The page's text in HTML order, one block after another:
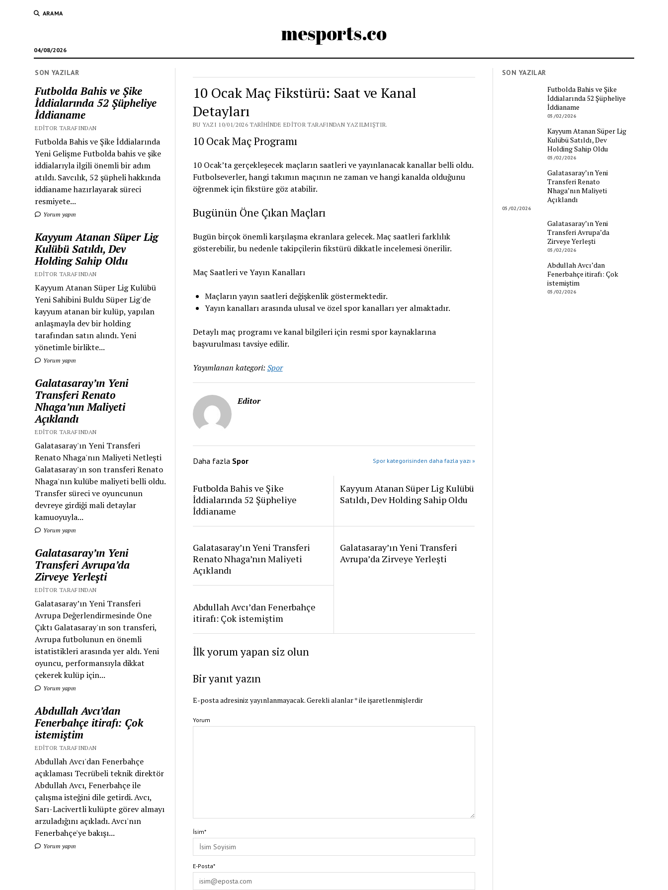
ARAMA
mesports.co
04/08/2026
SON YAZILAR
Futbolda Bahis ve Şike
İddialarında 52 Şüpheliye
İddianame
EDITOR TARAFINDAN
Futbolda Bahis ve Şike İddialarında
Yeni Gelişme Futbolda bahis ve şike
iddialarıyla ilgili önemli bir adım
atıldı. Savcılık, 52 şüpheli hakkında
iddianame hazırlayarak süreci
resmiyete...
Yorum yapın
Kayyum Atanan Süper Lig
Kulübü Satıldı, Dev
Holding Sahip Oldu
EDITOR TARAFINDAN
Kayyum Atanan Süper Lig Kulübü
Yeni Sahibini Buldu Süper Lig'de
kayyum atanan bir kulüp, yapılan
anlaşmayla dev bir holding
tarafından satın alındı. Yeni
yönetimle birlikte...
Yorum yapın
Galatasaray’ın Yeni
Transferi Renato
Nhaga’nın Maliyeti
Açıklandı
EDITOR TARAFINDAN
Galatasaray'ın Yeni Transferi
Renato Nhaga'nın Maliyeti Netleşti
Galatasaray'ın son transferi Renato
Nhaga'nın kulübe maliyeti belli oldu.
Transfer süreci ve oyuncunun
devreye girdiği mali detaylar
kamuoyuyla...
Yorum yapın
Galatasaray’ın Yeni
Transferi Avrupa’da
Zirveye Yerleşti
EDITOR TARAFINDAN
Galatasaray’ın Yeni Transferi
Avrupa Değerlendirmesinde Öne
Çıktı Galatasaray'ın son transferi,
Avrupa futbolunun en önemli
istatistikleri arasında yer aldı. Yeni
oyuncu, performansıyla dikkat
çekerek kulüp için...
Yorum yapın
Abdullah Avcı’dan
Fenerbahçe itirafı: Çok
istemiştim
EDITOR TARAFINDAN
Abdullah Avcı'dan Fenerbahçe
açıklaması Tecrübeli teknik direktör
Abdullah Avcı, Fenerbahçe ile
çalışma isteğini dile getirdi. Avcı,
Sarı-Lacivertli kulüpte görev almayı
arzuladığını açıkladı. Avcı'nın
Fenerbahçe'ye bakışı...
Yorum yapın
10 Ocak Maç Fikstürü: Saat ve Kanal
Detayları
BU YAZI 10/01/2026 TARIHINDE EDITOR TARAFINDAN YAZILMIŞTIR.
10 Ocak Maç Programı
10 Ocak’ta gerçekleşecek maçların saatleri ve yayınlanacak kanallar belli oldu.
Futbolseverler, hangi takımın maçının ne zaman ve hangi kanalda olduğunu
öğrenmek için fikstüre göz atabilir.
Bugünün Öne Çıkan Maçları
Bugün birçok önemli karşılaşma ekranlara gelecek. Maç saatleri farklılık
gösterebilir, bu nedenle takipçilerin fikstürü dikkatle incelemesi önerilir.
Maç Saatleri ve Yayın Kanalları
Maçların yayın saatleri değişkenlik göstermektedir.
Yayın kanalları arasında ulusal ve özel spor kanalları yer almaktadır.
Detaylı maç programı ve kanal bilgileri için resmi spor kaynaklarına
başvurulması tavsiye edilir.
Yayımlanan kategori: Spor
Editor
Daha fazla Spor Spor kategorisinden daha fazla yazı »
Futbolda Bahis ve Şike
İddialarında 52 Şüpheliye
İddianame
Kayyum Atanan Süper Lig Kulübü
Satıldı, Dev Holding Sahip Oldu
Galatasaray’ın Yeni Transferi
Renato Nhaga’nın Maliyeti
Açıklandı
Galatasaray’ın Yeni Transferi
Avrupa’da Zirveye Yerleşti
Abdullah Avcı’dan Fenerbahçe
itirafı: Çok istemiştim
İlk yorum yapan siz olun
Bir yanıt yazın
E-posta adresiniz yayınlanmayacak.Gerekli alanlar*ile işaretlenmişlerdir
Yorum
İsim*
E-Posta*
SON YAZILAR
Futbolda Bahis ve Şike
İddialarında 52 Şüpheliye
İddianame
05/02/2026
Kayyum Atanan Süper Lig
Kulübü Satıldı, Dev
Holding Sahip Oldu
05/02/2026
Galatasaray’ın Yeni
Transferi Renato
Nhaga’nın Maliyeti
Açıklandı
05/02/2026
Galatasaray’ın Yeni
Transferi Avrupa’da
Zirveye Yerleşti
05/02/2026
Abdullah Avcı’dan
Fenerbahçe itirafı: Çok
istemiştim
05/02/2026